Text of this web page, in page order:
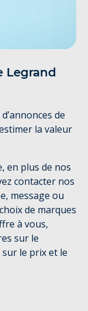
Legrand
de
la valeur
en plus de nos
contacter nos
message ou
de marques
à vous,
sur le
le prix et le